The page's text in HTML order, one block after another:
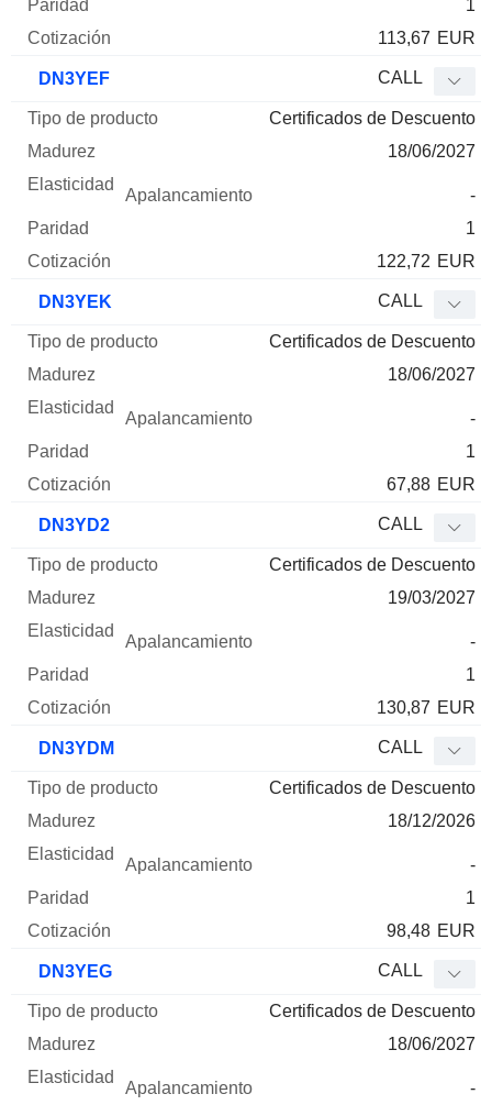
1
113,67 EUR
DN3YEF CALL
Certificados de Descuento
18/06/2027
-
1
122,72 EUR
DN3YEK CALL
Certificados de Descuento
18/06/2027
-
1
67,88 EUR
DN3YD2 CALL
Certificados de Descuento
19/03/2027
-
1
130,87 EUR
DN3YDM CALL
Certificados de Descuento
18/12/2026
-
1
98,48 EUR
DN3YEG CALL
Certificados de Descuento
18/06/2027
-